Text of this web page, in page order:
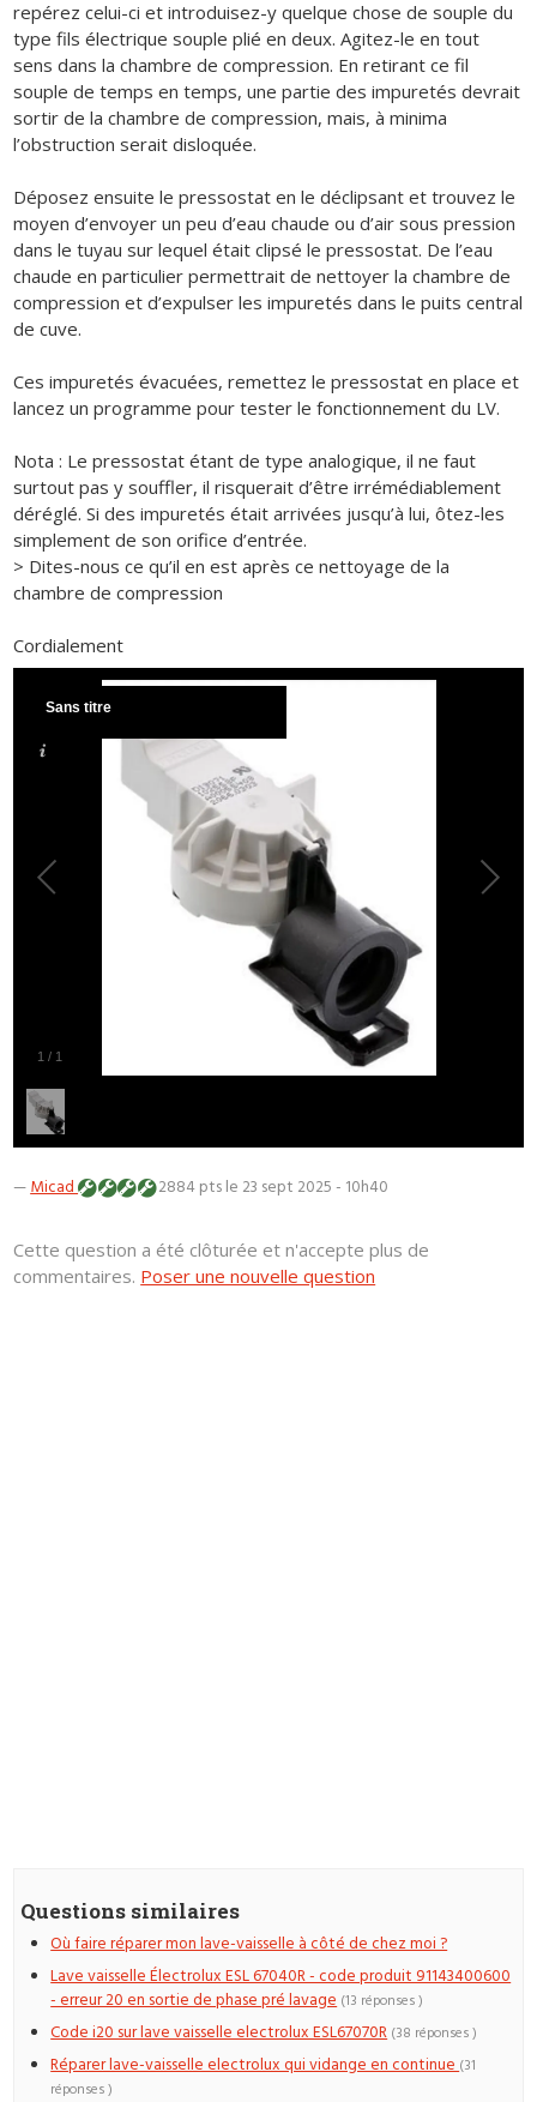
repérez celui-ci et introduisez-y quelque chose de souple du
type fils électrique souple plié en deux. Agitez-le en tout
sens dans la chambre de compression. En retirant ce fil
souple de temps en temps, une partie des impuretés devrait
sortir de la chambre de compression, mais, à minima
l’obstruction serait disloquée.
Déposez ensuite le pressostat en le déclipsant et trouvez le
moyen d’envoyer un peu d’eau chaude ou d’air sous pression
dans le tuyau sur lequel était clipsé le pressostat. De l’eau
chaude en particulier permettrait de nettoyer la chambre de
compression et d’expulser les impuretés dans le puits central
de cuve.
Ces impuretés évacuées, remettez le pressostat en place et
lancez un programme pour tester le fonctionnement du LV.
Nota : Le pressostat étant de type analogique, il ne faut
surtout pas y souffler, il risquerait d’être irrémédiablement
déréglé. Si des impuretés était arrivées jusqu’à lui, ôtez-les
simplement de son orifice d’entrée.
> Dites-nous ce qu’il en est après ce nettoyage de la
chambre de compression
Cordialement
1 / 1
Sans titre
—Micad 2884 ptsle 23 sept 2025 - 10h40
Cette question a été clôturée et n'accepte plus de
commentaires. Poser une nouvelle question
Questions similaires
Où faire réparer mon lave-vaisselle à côté de chez moi ?
Lave vaisselle Électrolux ESL 67040R - code produit 91143400600
- erreur 20 en sortie de phase pré lavage (13 réponses )
Code i20 sur lave vaisselle electrolux ESL67070R (38 réponses )
Réparer lave-vaisselle electrolux qui vidange en continue(31
réponses )